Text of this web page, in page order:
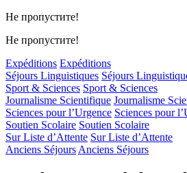
Не пропустите!
Не пропустите!
Expéditions Expéditions
Séjours Linguistiques Séjours
Sport & Sciences Sport & Sciences
Journalisme Scientifique Journalisme
Sciences pour l’Urgence Sciences pour
Soutien Scolaire Soutien Scolaire
Sur Liste d’Attente Sur Liste d’Attente
Anciens Séjours Anciens Séjours